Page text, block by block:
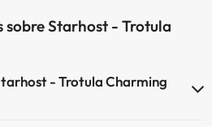
sobre Starhost - Trotula
- Trotula Charming